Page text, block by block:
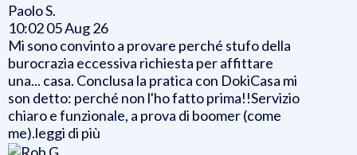
Paolo S.
10:02 05 Aug 26
Mi sono convinto a provare perché stufo della
burocrazia eccessiva richiesta per affittare
una... casa. Conclusa la pratica con DokiCasa mi
son detto: perché non l'ho fatto prima!!Servizio
chiaro e funzionale, a prova di boomer (come
me).leggi di più